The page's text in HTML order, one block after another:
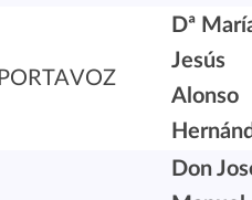
PORTAVOZ
Dª
Jesús
Alonso
Don